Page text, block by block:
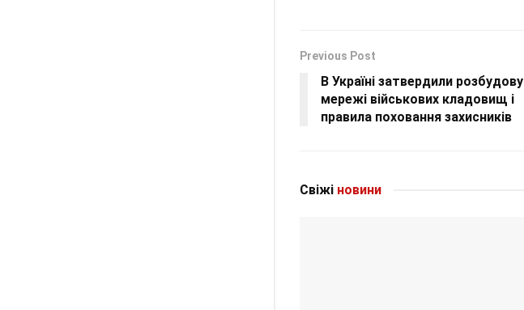
Previous Post
В Україні затвердили розбудову
мережі військових кладовищ і
правила поховання захисників
Свіжі новини